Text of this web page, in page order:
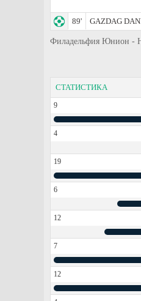
89'
GAZDAG
Филадельфия Юнион -
СТАТИСТИКА
9
4
19
6
12
7
12